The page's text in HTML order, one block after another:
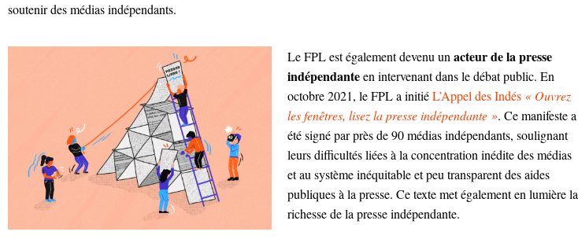
soutenir des médias indépendants.
Le FPL est également devenu un acteur de la presse
indépendanteen intervenant dans le débat public. En
octobre 2021, le FPL a initiéL’Appel des Indés « Ouvrez
les fenêtres, lisez la presse indépendante ». Ce manifeste a
été signé par près de 90 médias indépendants, soulignant
leurs difficultés liées à la concentration inédite des médias
et au système inéquitable et peu transparent des aides
publiques à la presse. Ce texte met également en lumière la
richesse de la presse indépendante.